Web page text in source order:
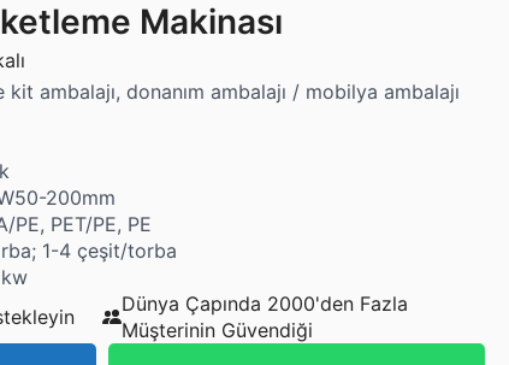
Makinası
kit ambalajı, donanım ambalajı / mobilya ambalajı
200mm
PE, PET/PE, PE
1-4 çeşit/torba
Dünya Çapında 2000'den Fazla
Müşterinin Güvendiği